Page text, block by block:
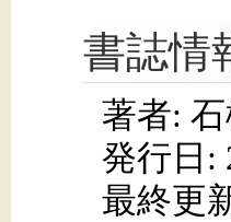
書誌情
著者:
発行日:
最終更